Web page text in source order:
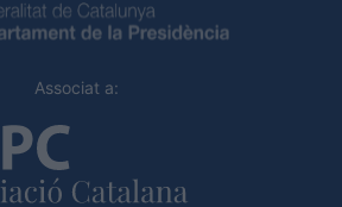
Associat a: